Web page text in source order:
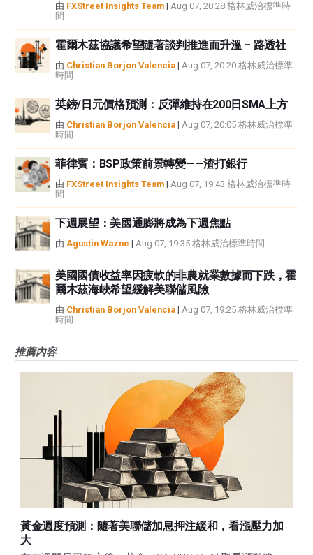
由 FXStreet Insights Team | Aug 07, 20:28 格林威治標準時
間
霍爾木茲協議希望隨著談判推進而升溫 – 路透社
由 Christian Borjon Valencia | Aug 07, 20:20 格林威治標準
時間
英鎊/日元價格預測：反彈維持在200日SMA上方
由 Christian Borjon Valencia | Aug 07, 20:05 格林威治標準
時間
菲律賓：BSP政策前景轉變——渣打銀行
由 FXStreet Insights Team | Aug 07, 19:43 格林威治標準時
間
下週展望：美國通膨將成為下週焦點
由 Agustin Wazne | Aug 07, 19:35 格林威治標準時間
美國國債收益率因疲軟的非農就業數據而下跌，霍
爾木茲海峽希望緩解美聯儲風險
由 Christian Borjon Valencia | Aug 07, 19:25 格林威治標準
時間
推薦內容
黃金週度預測：隨著美聯儲加息押注緩和，看漲壓力加
大